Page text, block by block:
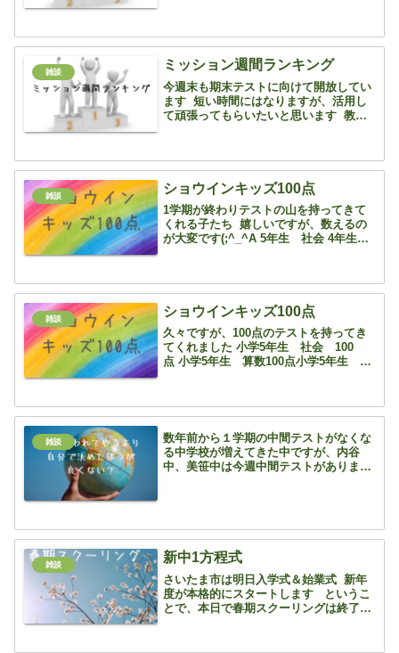
接、実技 報道を見ると、中旬までがピー
クで下旬には状況...
雑談 ミッション週間ランキング
今週末も期末テストに向けて開放してい
ます 短い時間にはなりますが、活用し
て頑張ってもらいたいと思います 教科
してくれたり、事前に学校の先生がテス
トに向けてプリントな...
雑談 ショウインキッズ100点
1学期が終わりテストの山を持ってきて
くれる子たち 嬉しいですが、数えるの
が大変です(;^_^A 5年生 社会 4年生
6年生 算数 4年生 理科 6年生 ...
雑談 ショウインキッズ100点
久々ですが、100点のテストを持ってき
てくれました 小学5年生 社会 100
点 小学5年生 算数100点小学5年生 国
りですが、算数以外で100点も嬉しいで
すね...
雑談
数年前から１学期の中間テストがなくな
る中学校が増えてきた中ですが、内谷
中、美笹中は今週中間テストがありま
雑談 新中1方程式
さいたま市は明日入学式＆始業式 新年
度が本格的にスタートします というこ
とで、本日で春期スクーリングは終了で